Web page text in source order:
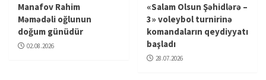
Manafov Rahim
Məmədəli oğlunun
doğum günüdür
02.08.2026
«Salam Olsun Şəhidlərə –
3» voleybol turnirinə
komandaların qeydiyyatı
başladı
28.07.2026